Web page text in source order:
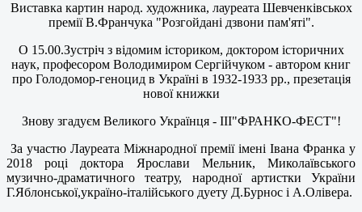
Виставка картин народ. художника, лауреата Шевченківськох
премії В.Франчука "Розгойдані дзвони пам'яті".
О 15.00.Зустріч з відомим істориком, доктором історичних
наук, професором Володимиром Сергійчуком - автором книг
про Голодомор-геноцид в Україні в 1932-1933 рр., презетація
нової книжки
Знову згадуєм Великого Українця - ІІІ"ФРАНКО-ФЕСТ"!
За участю Лауреата Міжнародної премії імені Івана Франка у
2018 році доктора Ярослави Мельник, Миколаївського
музично-драматичного театру, народної артистки України
Г.Яблонської,україно-італійського дуету Д.Бурнос і А.Олівера.